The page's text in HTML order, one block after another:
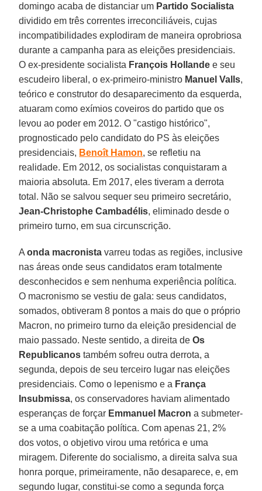
domingo acaba de distanciar um Partido Socialista
dividido em três correntes irreconciliáveis, cujas
incompatibilidades explodiram de maneira oprobriosa
durante a campanha para as eleições presidenciais.
O ex-presidente socialista François Hollande e seu
escudeiro liberal, o ex-primeiro-ministro Manuel Valls,
teórico e construtor do desaparecimento da esquerda,
atuaram como exímios coveiros do partido que os
levou ao poder em 2012. O "castigo histórico",
prognosticado pelo candidato do PS às eleições
presidenciais, Benoît Hamon, se refletiu na
realidade. Em 2012, os socialistas conquistaram a
maioria absoluta. Em 2017, eles tiveram a derrota
total. Não se salvou sequer seu primeiro secretário,
Jean-Christophe Cambadélis, eliminado desde o
primeiro turno, em sua circunscrição.
Aonda macronista varreu todas as regiões, inclusive
nas áreas onde seus candidatos eram totalmente
desconhecidos e sem nenhuma experiência política.
O macronismo se vestiu de gala: seus candidatos,
somados, obtiveram 8 pontos a mais do que o próprio
Macron, no primeiro turno da eleição presidencial de
maio passado. Neste sentido, a direita deOs
Republicanos também sofreu outra derrota, a
segunda, depois de seu terceiro lugar nas eleições
presidenciais. Como o lepenismo e a França
Insubmissa, os conservadores haviam alimentado
esperanças de forçar Emmanuel Macron a submeter-
se a uma coabitação política. Com apenas 21, 2%
dos votos, o objetivo virou uma retórica e uma
miragem. Diferente do socialismo, a direita salva sua
honra porque, primeiramente, não desaparece, e, em
segundo lugar, constitui-se como a segunda força